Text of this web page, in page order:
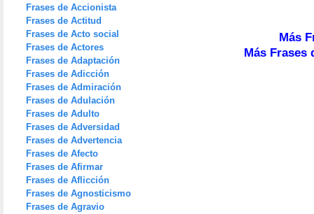
Frases de Accionista
Frases de Actitud
Frases de Acto social
Frases de Actores
Frases de Adaptación
Frases de Adicción
Frases de Admiración
Frases de Adulación
Frases de Adulto
Frases de Adversidad
Frases de Advertencia
Frases de Afecto
Frases de Afirmar
Frases de Aflicción
Frases de Agnosticismo
Frases de Agravio
Más
Más Frases